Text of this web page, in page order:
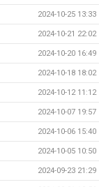
2024-10-25 13:33
2024-10-21 22:02
2024-10-20 16:49
2024-10-18 18:02
2024-10-12 11:12
2024-10-07 19:57
2024-10-06 15:40
2024-10-05 10:50
2024-09-23 21:29